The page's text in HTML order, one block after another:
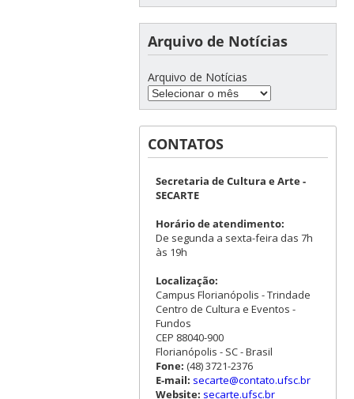
Arquivo de Notícias
Arquivo de Notícias
CONTATOS
Secretaria de Cultura e Arte -
SECARTE
Horário de atendimento:
De segunda a sexta-feira das 7h
às 19h
Localização:
Campus Florianópolis - Trindade
Centro de Cultura e Eventos -
Fundos
CEP 88040-900
Florianópolis - SC - Brasil
Fone: (48) 3721-2376
E-mail: secarte@contato.ufsc.br
Website: secarte.ufsc.br